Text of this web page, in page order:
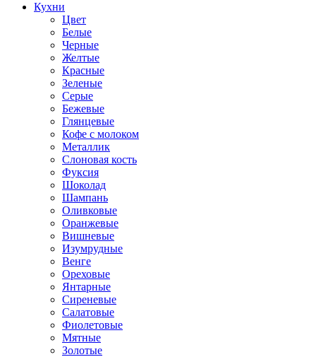
Кухни
Цвет
Белые
Черные
Желтые
Красные
Зеленые
Серые
Бежевые
Глянцевые
Кофе с молоком
Металлик
Слоновая кость
Фуксия
Шоколад
Шампань
Оливковые
Оранжевые
Вишневые
Изумрудные
Венге
Ореховые
Янтарные
Сиреневые
Салатовые
Фиолетовые
Мятные
Золотые